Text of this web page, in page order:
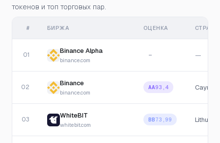
токенов и топ торговых пар.
# БИРЖА ОЦЕНКА СТРАНА
01 Binance Alpha
binance.com
— —
02 Binance
binance.com
AA93,4
03 WhiteBIT
whitebit.com
BB73,99